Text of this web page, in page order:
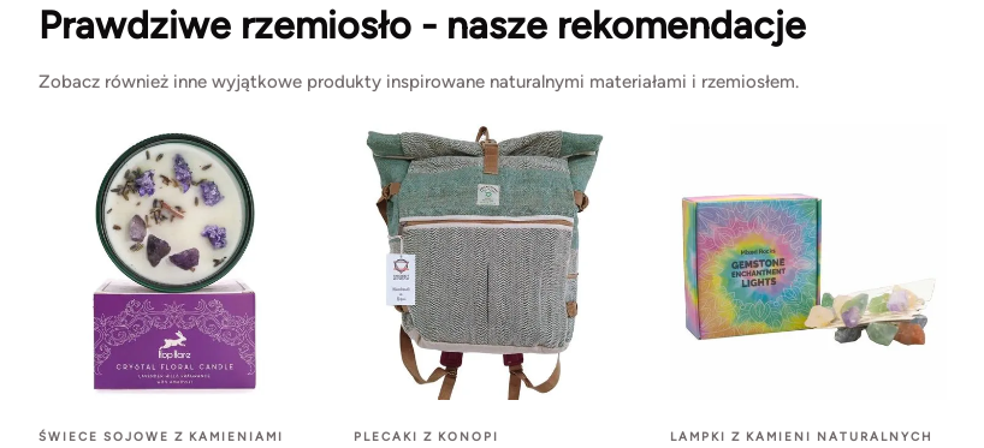
Prawdziwe rzemiosło - nasze rekomendacje
Zobacz również inne wyjątkowe produkty inspirowane naturalnymi materiałami i rzemiosłem.
ŚWIECE SOJOWE Z KAMIENIAMI PLECAKI Z KONOPI LAMPKI Z KAMIENI NATURALNYCH